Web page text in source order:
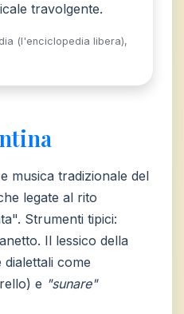
travolgente.
(l'enciclopedia libera),
musica tradizionale del
legate al rito
Strumenti tipici:
Il lessico della
come
e "sunare"